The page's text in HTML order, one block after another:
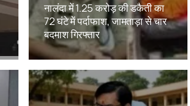
नालंदा में 1.25 करोड़ की डकैती का
72 घंटे में पर्दाफाश, जामताड़ा से चार
बदमाश गिरफ्तार
Amit Lekh